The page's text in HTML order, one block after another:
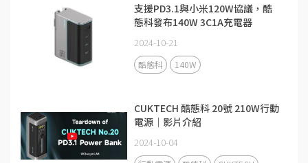
支援PD3.1與小米120W協議，酷
態科發布140W 3C1A充電器
2024-10-21
酷態科 140W
CUKTECH 酷態科 20號 210W行動
電源｜影片介紹
2024-10-04